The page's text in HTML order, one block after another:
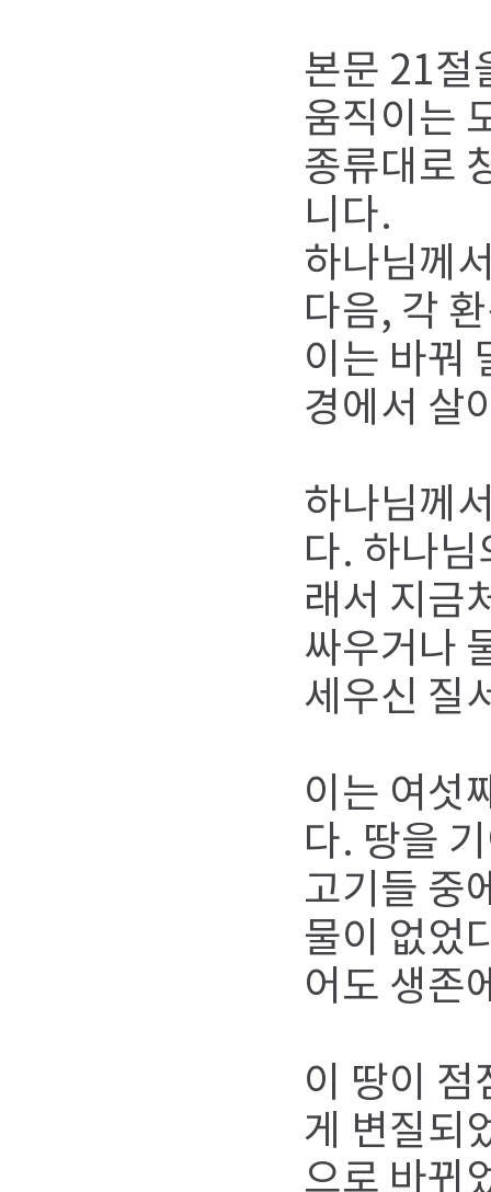
본문 21절
움직이는
종류대로
니다.
하나님께
다음, 각
이는 바꿔
경에서 살
하나님께
다. 하나
래서 지금
싸우거나
세우신 질
이는 여섯
다. 땅을
고기들 중
물이 없었
어도 생존
이 땅이
게 변질되
으로 바뀌